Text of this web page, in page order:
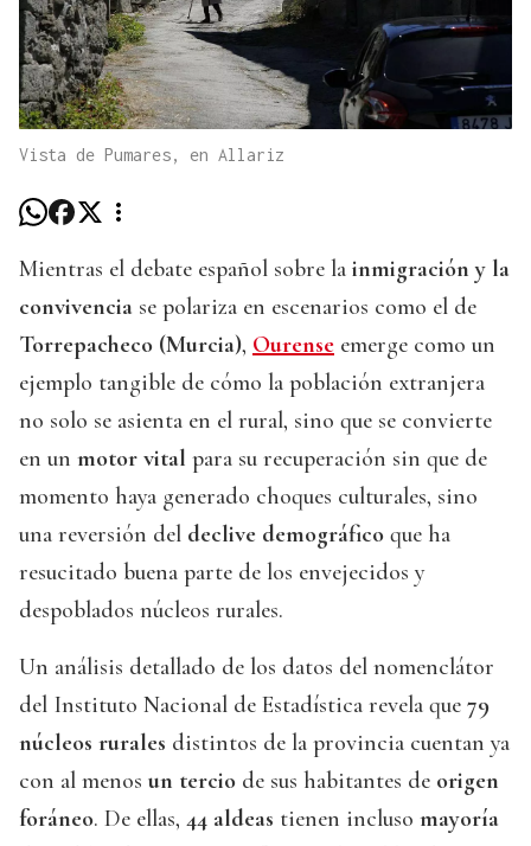
Vista de Pumares, en Allariz
Mientras el debate español sobre la inmigración y la
convivencia se polariza en escenarios como el de
Torrepacheco (Murcia), Ourense emerge como un
ejemplo tangible de cómo la población extranjera
no solo se asienta en el rural, sino que se convierte
en un motor vital para su recuperación sin que de
momento haya generado choques culturales, sino
una reversión del declive demográfico que ha
resucitado buena parte de los envejecidos y
despoblados núcleos rurales.
Un análisis detallado de los datos del nomenclátor
del Instituto Nacional de Estadística revela que 79
núcleos rurales distintos de la provincia cuentan ya
con al menos un tercio de sus habitantes de origen
foráneo. De ellas, 44 aldeas tienen incluso mayoría